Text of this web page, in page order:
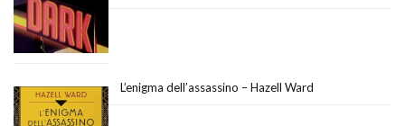
L’enigma dell’assassino – Hazell Ward